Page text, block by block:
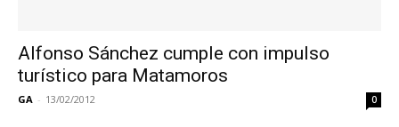
Alfonso Sánchez cumple con impulso
turístico para Matamoros
GA - 13/02/2012 0